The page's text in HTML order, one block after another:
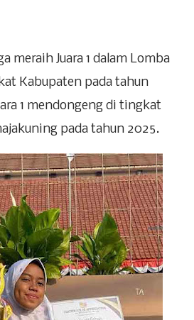
meraih Juara 1 dalam Lomba
Kabupaten pada tahun
1 mendongeng di tingkat
pada tahun 2025.